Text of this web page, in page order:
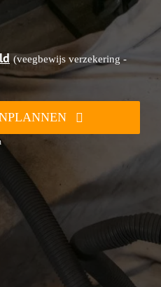
(veegbewijs verzekering -